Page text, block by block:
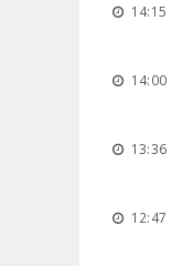
14:15
14:00
13:36
12:47